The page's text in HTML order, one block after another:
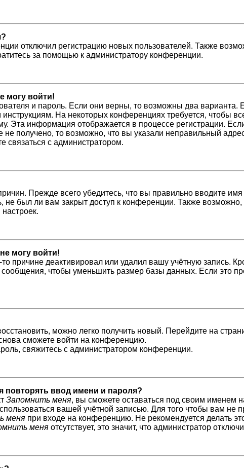
отключил регистрацию новых пользователей. Также
за помощью к администратору конференции.
могу войти!
и пароль. Если они верны, то возможны два варианта.
На некоторых конференциях требуется, чтобы
Эта информация отображается в процессе регистрации.
получено, то возможно, что вы указали неправильный
связаться с администратором.
Прежде всего убедитесь, что вы правильно вводите
не был ли вам закрыт доступ к конференции. Также
могу войти!
причине деактивировал или удалил вашу учётную запись.
чтобы уменьшить размер базы данных. Если это
можно легко получить новый. Перейдите на
сможете войти на конференцию.
свяжитесь с администратором конференции.
повторять ввод имени и пароля?
Запомнить меня, вы сможете оставаться под своим именем
вашей учётной записью. Для того чтобы вам
меня при входе на конференцию. Не рекомендуется делать
меня отсутствует, это значит, что администратор